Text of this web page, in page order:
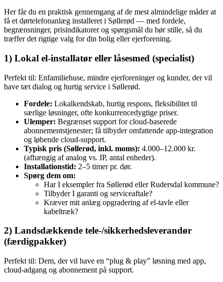
Her får du en praktisk gennemgang af de mest almindelige måder at
få et dørtelefonanlæg installeret i Søllerød — med fordele,
begrænsninger, prisindikatorer og spørgsmål du bør stille, så du
træffer det rigtige valg for din bolig eller ejerforening.
1) Lokal el-installatør eller låsesmed (specialist)
Perfekt til: Enfamiliehuse, mindre ejerforeninger og kunder, der vil
have tæt dialog og hurtig service i Søllerød.
Fordele: Lokalkendskab, hurtig respons, fleksibilitet til
særlige løsninger, ofte konkurrencedygtige priser.
Ulemper: Begrænset support for cloud‑baserede
abonnementstjenester; få tilbyder omfattende app‑integration
og løbende cloud‑support.
Typisk pris (Søllerød, inkl. moms): 4.000–12.000 kr.
(afhængig af analog vs. IP, antal enheder).
Installationstid: 2–5 timer pr. dør.
Spørg dem om:
Har I eksempler fra Søllerød eller Rudersdal kommune?
Tilbyder I garanti og serviceaftale?
Kræver mit anlæg opgradering af el‑tavle eller
kabeltræk?
2) Landsdækkende tele-/sikkerhedsleverandør
(færdigpakker)
Perfekt til: Dem, der vil have en “plug & play” løsning med app,
cloud‑adgang og abonnement på support.